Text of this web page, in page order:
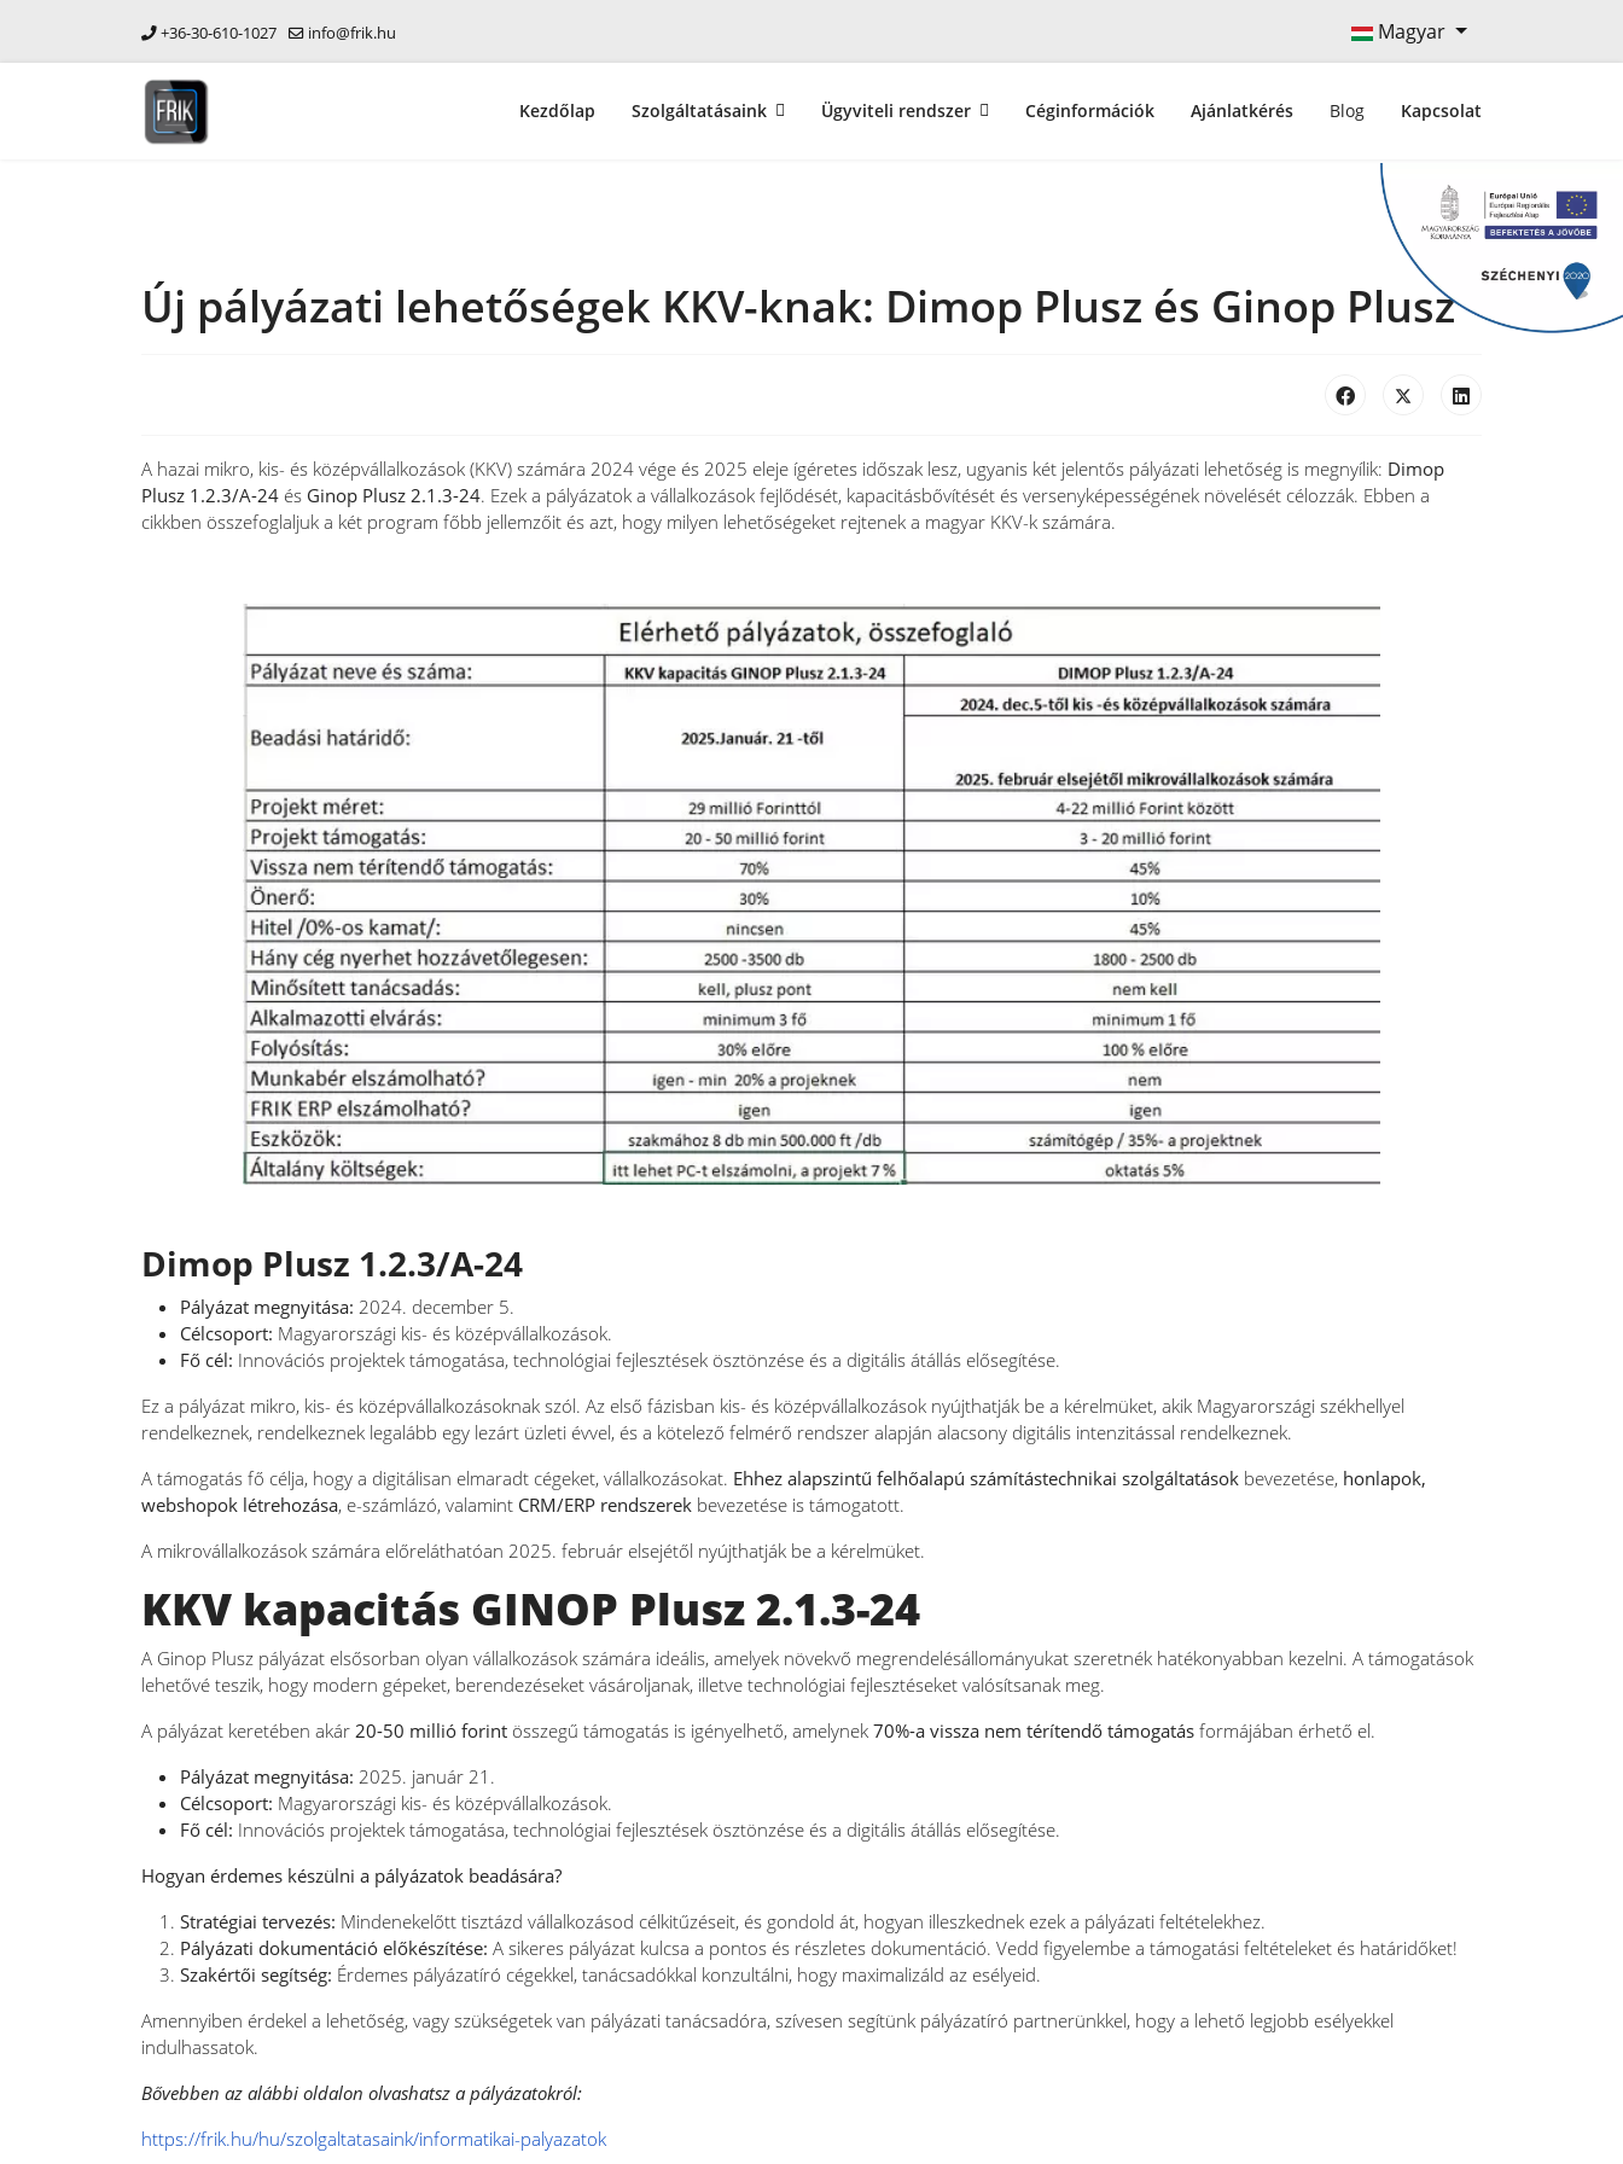
+36-30-610-1027 info@frik.hu Magyar
Kezdőlap Szolgáltatásaink Ügyviteli rendszer Céginformációk Ajánlatkérés Blog Kapcsolat
Új pályázati lehetőségek KKV-knak: Dimop Plusz és Ginop Plusz
A hazai mikro, kis- és középvállalkozások (KKV) számára 2024 vége és 2025 eleje ígéretes időszak lesz, ugyanis két jelentős pályázati lehetőség is megnyílik: Dimop
Plusz 1.2.3/A-24 és Ginop Plusz 2.1.3-24. Ezek a pályázatok a vállalkozások fejlődését, kapacitásbővítését és versenyképességének növelését célozzák. Ebben a
cikkben összefoglaljuk a két program főbb jellemzőit és azt, hogy milyen lehetőségeket rejtenek a magyar KKV-k számára.
Dimop Plusz 1.2.3/A-24
Pályázat megnyitása: 2024. december 5.
Célcsoport: Magyarországi kis- és középvállalkozások.
Fő cél: Innovációs projektek támogatása, technológiai fejlesztések ösztönzése és a digitális átállás elősegítése.
Ez a pályázat mikro, kis- és középvállalkozásoknak szól. Az első fázisban kis- és középvállalkozások nyújthatják be a kérelmüket, akik Magyarországi székhellyel
rendelkeznek, rendelkeznek legalább egy lezárt üzleti évvel, és a kötelező felmérő rendszer alapján alacsony digitális intenzitással rendelkeznek.
A támogatás fő célja, hogy a digitálisan elmaradt cégeket, vállalkozásokat. Ehhez alapszintű felhőalapú számítástechnikai szolgáltatások bevezetése, honlapok,
webshopok létrehozása, e-számlázó, valamint CRM/ERP rendszerek bevezetése is támogatott.
A mikrovállalkozások számára előreláthatóan 2025. február elsejétől nyújthatják be a kérelmüket.
KKV kapacitás GINOP Plusz 2.1.3-24
A Ginop Plusz pályázat elsősorban olyan vállalkozások számára ideális, amelyek növekvő megrendelésállományukat szeretnék hatékonyabban kezelni. A támogatások
lehetővé teszik, hogy modern gépeket, berendezéseket vásároljanak, illetve technológiai fejlesztéseket valósítsanak meg.
A pályázat keretében akár 20-50 millió forint összegű támogatás is igényelhető, amelynek 70%-a vissza nem térítendő támogatás formájában érhető el.
Pályázat megnyitása: 2025. január 21.
Célcsoport: Magyarországi kis- és középvállalkozások.
Fő cél: Innovációs projektek támogatása, technológiai fejlesztések ösztönzése és a digitális átállás elősegítése.
Hogyan érdemes készülni a pályázatok beadására?
Stratégiai tervezés: Mindenekelőtt tisztázd vállalkozásod célkitűzéseit, és gondold át, hogyan illeszkednek ezek a pályázati feltételekhez.
Pályázati dokumentáció előkészítése: A sikeres pályázat kulcsa a pontos és részletes dokumentáció. Vedd figyelembe a támogatási feltételeket és határidőket!
Szakértői segítség: Érdemes pályázatíró cégekkel, tanácsadókkal konzultálni, hogy maximalizáld az esélyeid.
Amennyiben érdekel a lehetőség, vagy szükségetek van pályázati tanácsadóra, szívesen segítünk pályázatíró partnerünkkel, hogy a lehető legjobb esélyekkel
indulhassatok.
Bővebben az alábbi oldalon olvashatsz a pályázatokról:
https://frik.hu/hu/szolgaltatasaink/informatikai-palyazatok